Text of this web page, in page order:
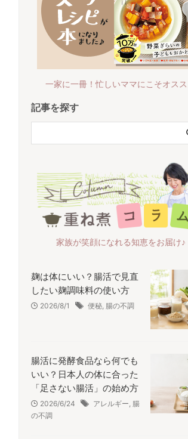
一家に一冊！忙しいママにこそオスス
記事を探す
家族が笑顔になれる知恵をお届け♪
麹は体にいい？腸活で見直
したい麹調味料の使い方
2026/8/1 便秘, 腸の不調
腸活に発酵食品なら何でも
いい？日本人の体に合った
「足さない腸活」の始め方
2026/6/24 アレルギー, 腸
の不調